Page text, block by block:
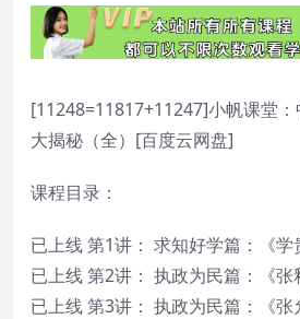
[11248=11817+11247]小帆课堂
大揭秘（全）[百度云网盘]
课程目录：
已上线 第1讲： 求知好学篇：《学
已上线 第2讲： 执政为民篇：《张
已上线 第3讲： 执政为民篇：《张